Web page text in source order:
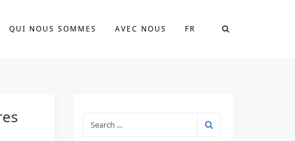
QUI NOUS SOMMES AVEC NOUS FR